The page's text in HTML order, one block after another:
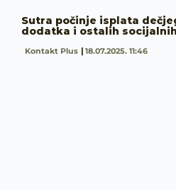
Sutra počinje isplata
dodatka i ostalih
Kontakt Plus 18.07.2025. 11:46